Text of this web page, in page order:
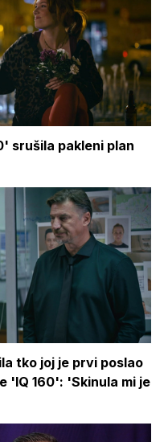
srušila pakleni plan
tko joj je prvi poslao
'IQ 160': 'Skinula mi je